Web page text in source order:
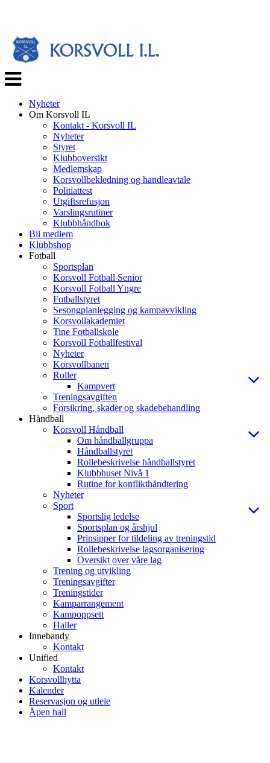
Veksle
navigasjon
Nyheter
Om Korsvoll IL
Kontakt - Korsvoll IL
Nyheter
Styret
Klubboversikt
Medlemskap
Korsvollbekledning og handleavtale
Politiattest
Utgiftsrefusjon
Varslingsrutiner
Klubbhåndbok
Bli medlem
Klubbshop
Fotball
Sportsplan
Korsvoll Fotball Senior
Korsvoll Fotball Yngre
Fotballstyret
Sesongplanlegging og kampavvikling
Korsvollakademiet
Tine Fotballskole
Korsvoll Fotballfestival
Nyheter
Korsvollbanen
Roller
Kampvert
Treningsavgiften
Forsikring, skader og skadebehandling
Håndball
Korsvoll Håndball
Om håndballgruppa
Håndballstyret
Rollebeskrivelse håndballstyret
Klubbhuset Nivå 1
Rutine for konflikthåndtering
Nyheter
Sport
Sportslig ledelse
Sportsplan og årshjul
Prinsipper for tildeling av treningstid
Rollebeskrivelse lagsorganisering
Oversikt over våre lag
Trening og utvikling
Treningsavgifter
Treningstider
Kamparrangement
Kampoppsett
Haller
Innebandy
Kontakt
Unified
Kontakt
Korsvollhytta
Kalender
Reservasjon og utleie
Åpen hall